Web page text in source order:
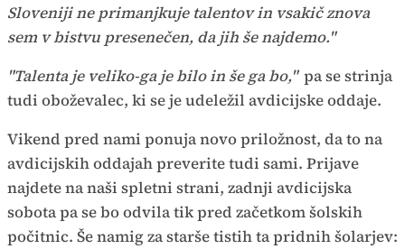
Sloveniji ne primanjkuje talentov in vsakič znova
sem v bistvu presenečen, da jih še najdemo."
"Talenta je veliko-ga je bilo in še ga bo," pa se strinja
tudi oboževalec, ki se je udeležil avdicijske oddaje.
Vikend pred nami ponuja novo priložnost, da to na
avdicijskih oddajah preverite tudi sami. Prijave
najdete na naši spletni strani, zadnji avdicijska
sobota pa se bo odvila tik pred začetkom šolskih
počitnic. Še namig za starše tistih ta pridnih šolarjev: